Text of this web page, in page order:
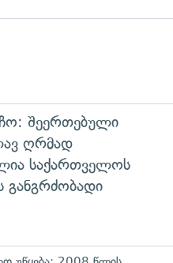
შეერთებული
ღრმად
საქართველოს
განგრძობადი